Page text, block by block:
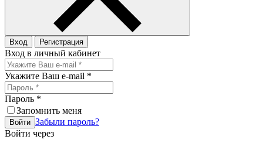
Вход Регистрация
Вход в личный кабинет
Укажите Ваш e-mail *
Пароль *
Запомнить меня
Войти Забыли пароль?
Войти через